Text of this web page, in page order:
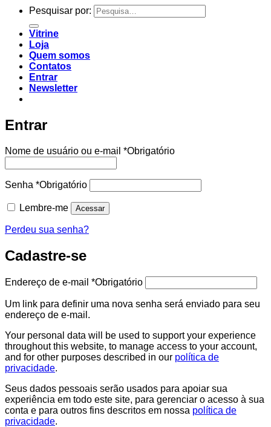
Pesquisar por:
Vitrine
Loja
Quem somos
Contatos
Entrar
Newsletter
Entrar
Nome de usuário ou e-mail *Obrigatório
Senha *Obrigatório
Lembre-me Acessar
Perdeu sua senha?
Cadastre-se
Endereço de e-mail *Obrigatório
Um link para definir uma nova senha será enviado para seu
endereço de e-mail.
Your personal data will be used to support your experience
throughout this website, to manage access to your account,
and for other purposes described in our política de
privacidade.
Seus dados pessoais serão usados para apoiar sua
experiência em todo este site, para gerenciar o acesso à sua
conta e para outros fins descritos em nossa política de
privacidade.